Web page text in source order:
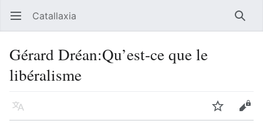
Ouvrir le menu principal Catallaxia
Gérard Dréan:Qu’est-ce que le
libéralisme
Langue Suivre